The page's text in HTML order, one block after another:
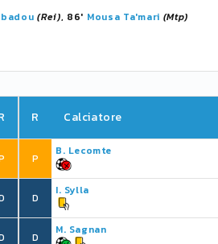
(Rei), 86' Mousa Ta'mari (Mtp)
R Calciatore
P
B. Lecomte
D
I. Sylla
D
M. Sagnan